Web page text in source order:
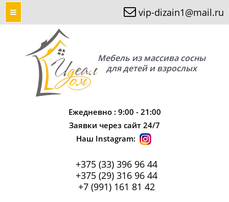
vip-dizain1@mail.ru
Мебель из массива сосны
для детей и взрослых
Ежедневно : 9:00 - 21:00
Заявки через сайт 24/7
Наш Instagram:
+375 (33) 396 96 44
+375 (29) 316 96 44
+7 (991) 161 81 42